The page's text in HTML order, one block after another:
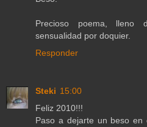
Precioso poema, lleno
sensualidad por doquier.
Responder
Steki 15:00
Feliz 2010!!!
Paso a dejarte un beso